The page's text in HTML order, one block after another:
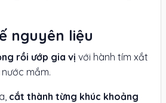
nguyên liệu
rồi ướp gia vị với hành tím xắt
mắm.
cắt thành từng khúc khoảng